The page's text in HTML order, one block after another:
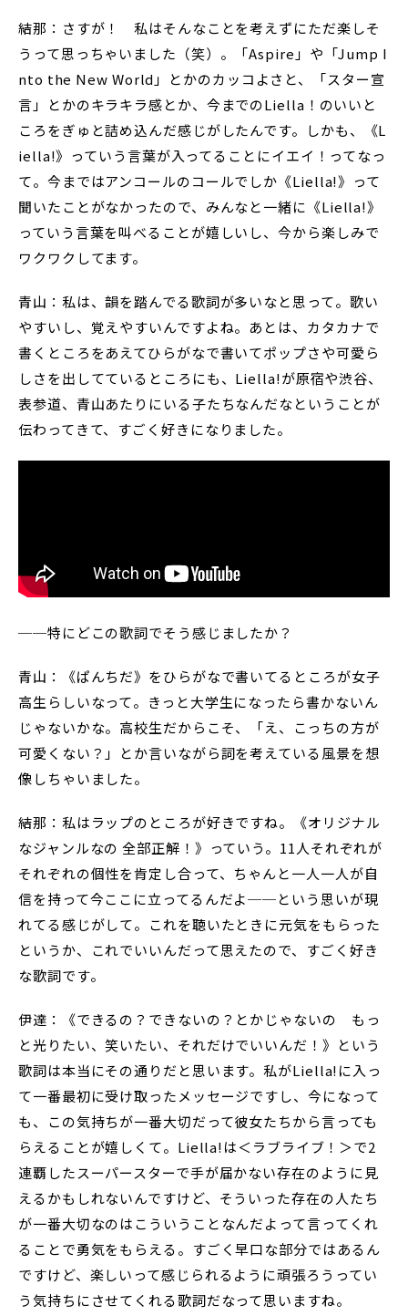
結那：さすが！ 私はそんなことを考えずにただ楽しそ
うって思っちゃいました（笑）。「Aspire」や「Jump I
nto the New World」とかのカッコよさと、「スター宣
言」とかのキラキラ感とか、今までのLiella！のいいと
ころをぎゅと詰め込んだ感じがしたんです。しかも、《L
iella!》っていう言葉が入ってることにイエイ！ってなっ
て。今まではアンコールのコールでしか《Liella!》って
聞いたことがなかったので、みんなと一緒に《Liella!》
っていう言葉を叫べることが嬉しいし、今から楽しみで
ワクワクしてます。
青山：私は、韻を踏んでる歌詞が多いなと思って。歌い
やすいし、覚えやすいんですよね。あとは、カタカナで
書くところをあえてひらがなで書いてポップさや可愛ら
しさを出してているところにも、Liella!が原宿や渋谷、
表参道、青山あたりにいる子たちなんだなということが
伝わってきて、すごく好きになりました。
──特にどこの歌詞でそう感じましたか？
青山：《ぱんちだ》をひらがなで書いてるところが女子
高生らしいなって。きっと大学生になったら書かないん
じゃないかな。高校生だからこそ、「え、こっちの方が
可愛くない？」とか言いながら詞を考えている風景を想
像しちゃいました。
結那：私はラップのところが好きですね。《オリジナル
なジャンルなの 全部正解！》っていう。11人それぞれが
それぞれの個性を肯定し合って、ちゃんと一人一人が自
信を持って今ここに立ってるんだよ──という思いが現
れてる感じがして。これを聴いたときに元気をもらった
というか、これでいいんだって思えたので、すごく好き
な歌詞です。
伊達：《できるの？できないの？とかじゃないの もっ
と光りたい、笑いたい、それだけでいいんだ！》という
歌詞は本当にその通りだと思います。私がLiella!に入っ
て一番最初に受け取ったメッセージですし、今になって
も、この気持ちが一番大切だって彼女たちから言っても
らえることが嬉しくて。Liella!は＜ラブライブ！＞で2
連覇したスーパースターで手が届かない存在のように見
えるかもしれないんですけど、そういった存在の人たち
が一番大切なのはこういうことなんだよって言ってくれ
ることで勇気をもらえる。すごく早口な部分ではあるん
ですけど、楽しいって感じられるように頑張ろうってい
う気持ちにさせてくれる歌詞だなって思いますね。